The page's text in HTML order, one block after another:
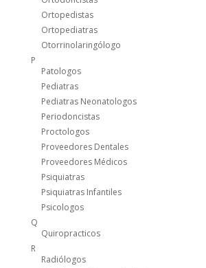
Ortopedistas
Ortopediatras
Otorrinolaringólogo
P
Patologos
Pediatras
Pediatras Neonatologos
Periodoncistas
Proctologos
Proveedores Dentales
Proveedores Médicos
Psiquiatras
Psiquiatras Infantiles
Psicologos
Q
Quiropracticos
R
Radiólogos